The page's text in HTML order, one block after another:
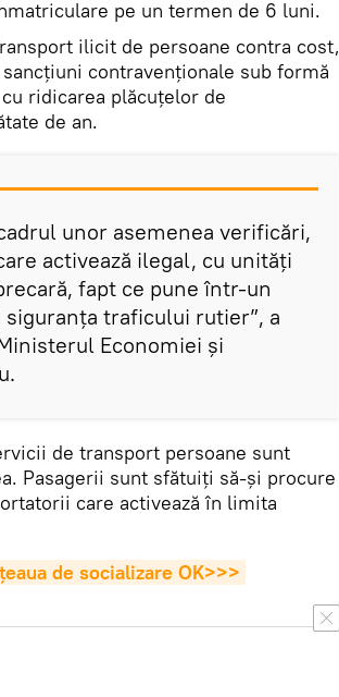
pe un termen de 6 luni.
ilicit de persoane contra cost,
contravenționale sub formă
ridicarea plăcuțelor de
de an.
unor asemenea verificări,
activează ilegal, cu unități
fapt ce pune într-un
traficului rutier”, a
Economiei și
de transport persoane sunt
Pasagerii sunt sfătuiți să-și procure
care activează în limita
de socializare OK>>>